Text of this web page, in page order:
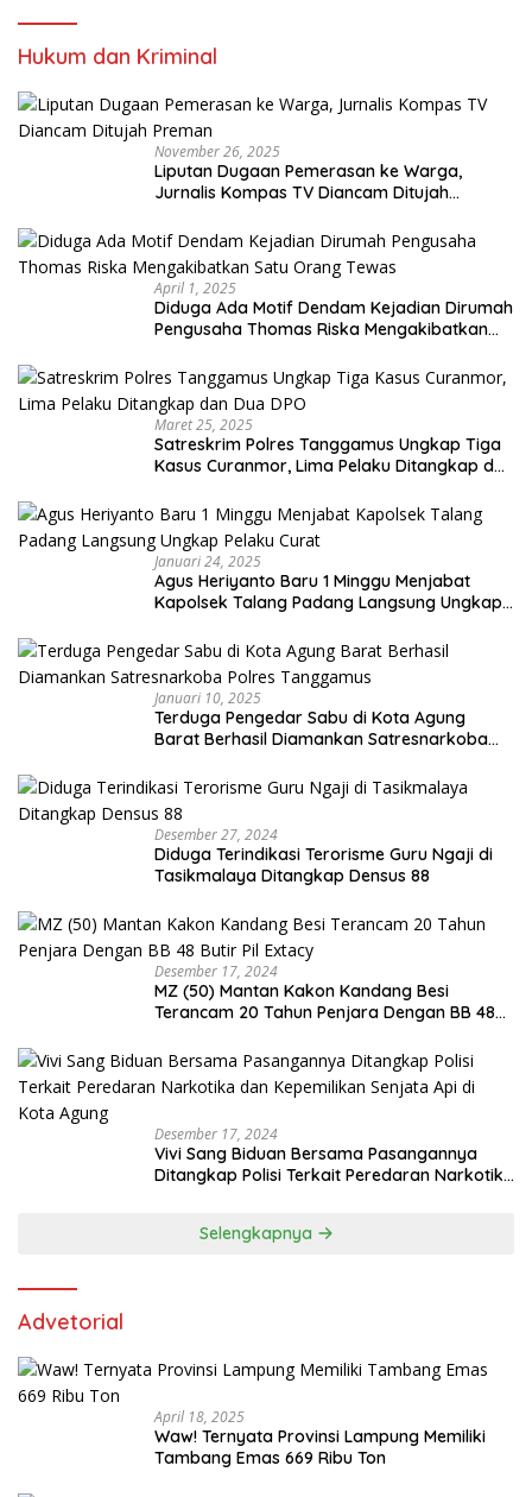
Hukum dan Kriminal
November 26, 2025
Liputan Dugaan Pemerasan ke Warga,
Jurnalis Kompas TV Diancam Ditujah
April 1, 2025
Diduga Ada Motif Dendam Kejadian Dirumah
Pengusaha Thomas Riska Mengakibatkan
Maret 25, 2025
Satreskrim Polres Tanggamus Ungkap Tiga
Kasus Curanmor, Lima Pelaku Ditangkap dan
Januari 24, 2025
Agus Heriyanto Baru 1 Minggu Menjabat
Kapolsek Talang Padang Langsung Ungkap
Januari 10, 2025
Terduga Pengedar Sabu di Kota Agung
Barat Berhasil Diamankan Satresnarkoba
Desember 27, 2024
Diduga Terindikasi Terorisme Guru Ngaji di
Tasikmalaya Ditangkap Densus 88
Desember 17, 2024
MZ (50) Mantan Kakon Kandang Besi
Terancam 20 Tahun Penjara Dengan BB 48
Desember 17, 2024
Vivi Sang Biduan Bersama Pasangannya
Ditangkap Polisi Terkait Peredaran Narkotika
Selengkapnya
Advetorial
April 18, 2025
Waw! Ternyata Provinsi Lampung Memiliki
Tambang Emas 669 Ribu Ton